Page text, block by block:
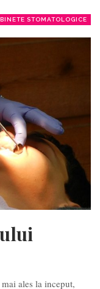
STOMATOLOGICE
ales la inceput,